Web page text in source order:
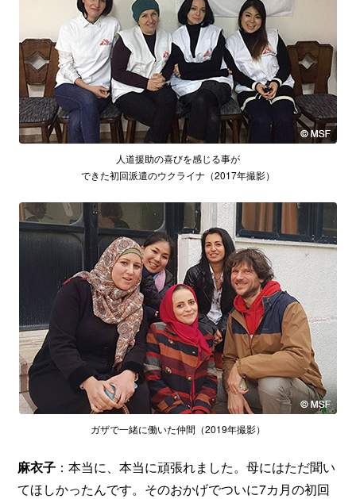
人道援助の喜びを感じる事が
できた初回派遣のウクライナ（2017年撮影）
麻衣子 ：本当に、本当に頑張れました。母にはただ聞い
てほしかったんです。そのおかげでついに7カ月の初回
ガザで一緒に働いた仲間（2019年撮影）